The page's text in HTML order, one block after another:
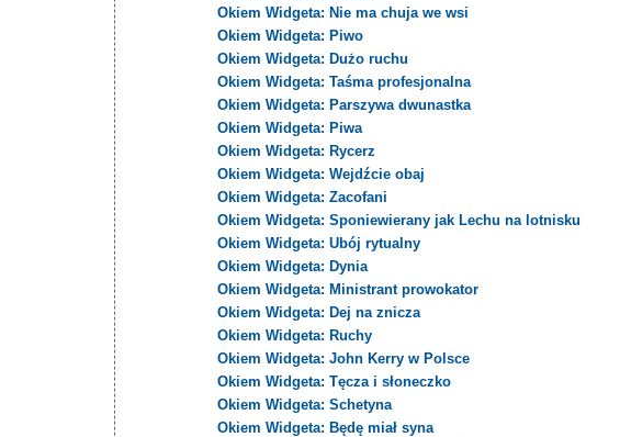
Okiem Widgeta: Nie ma chuja we wsi
Okiem Widgeta: Piwo
Okiem Widgeta: Dużo ruchu
Okiem Widgeta: Taśma profesjonalna
Okiem Widgeta: Parszywa dwunastka
Okiem Widgeta: Piwa
Okiem Widgeta: Rycerz
Okiem Widgeta: Wejdźcie obaj
Okiem Widgeta: Zacofani
Okiem Widgeta: Sponiewierany jak Lechu na lotnisku
Okiem Widgeta: Ubój rytualny
Okiem Widgeta: Dynia
Okiem Widgeta: Ministrant prowokator
Okiem Widgeta: Dej na znicza
Okiem Widgeta: Ruchy
Okiem Widgeta: John Kerry w Polsce
Okiem Widgeta: Tęcza i słoneczko
Okiem Widgeta: Schetyna
Okiem Widgeta: Będę miał syna